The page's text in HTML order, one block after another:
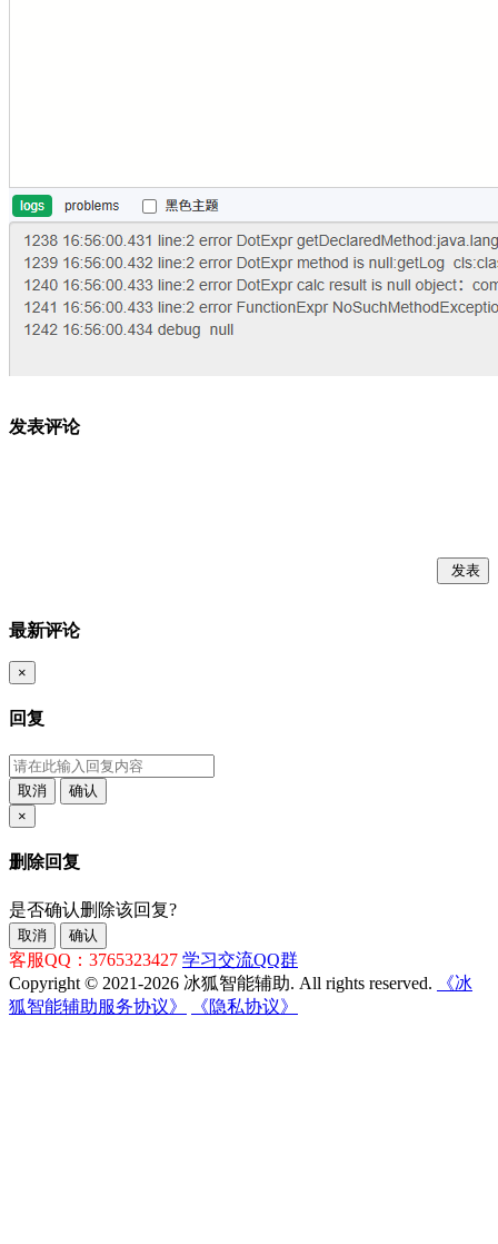
发表评论
发表
最新评论
×
回复
取消
确认
×
删除回复
是否确认删除该回复?
取消 确认
客服QQ：3765323427 学习交流QQ群
Copyright © 2021-2026 冰狐智能辅助. All rights reserved.
《冰
狐智能辅助服务协议》
《隐私协议》